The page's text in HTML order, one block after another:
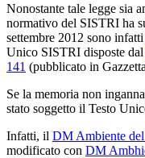
Nonostante tale legge sia
normativo del SISTRI ha
settembre 2012 sono
Unico SISTRI disposte dal
141 (pubblicato in
Se la memoria non
stato soggetto il Testo
Infatti, il DM Ambiente
modificato con DM